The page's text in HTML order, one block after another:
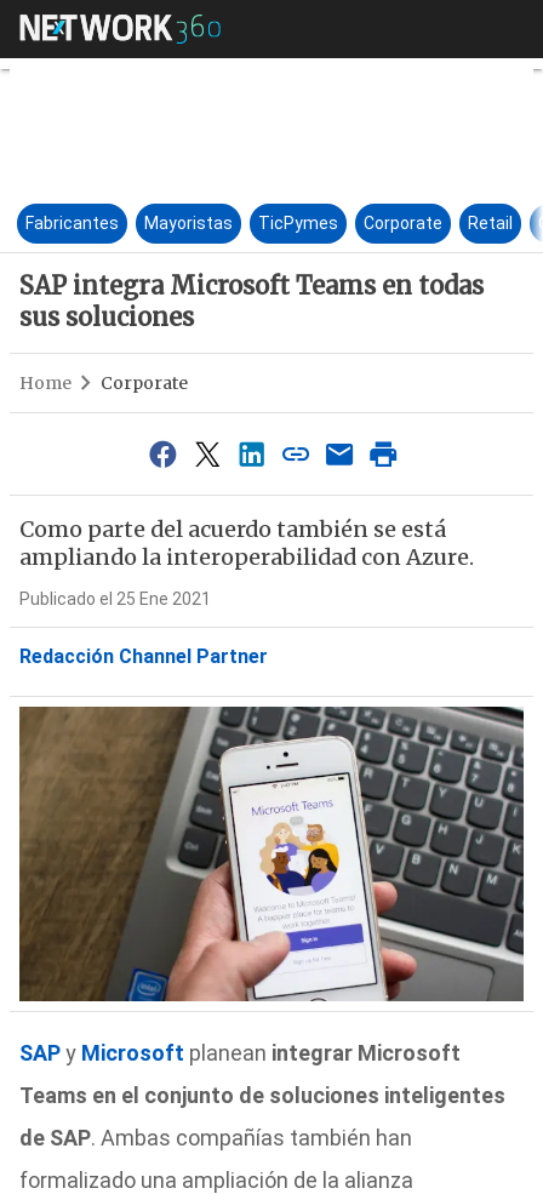
SAP integra Microsoft Teams
Fabricantes Mayoristas TicPymes Corporate Retail
SAP integra Microsoft Teams en todas
sus soluciones
Home Corporate
Como parte del acuerdo también se está
ampliando la interoperabilidad con Azure.
Publicado el 25 Ene 2021
Redacción Channel Partner
SAPy Microsoft planean integrar Microsoft
Teams en el conjunto de soluciones inteligentes
de SAP. Ambas compañías también han
formalizado una ampliación de la alianza